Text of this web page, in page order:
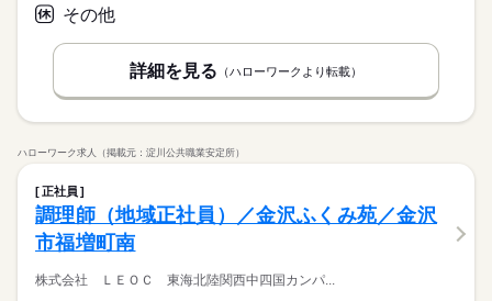
その他
詳細を見る （ハローワークより転載）
ハローワーク求人（掲載元：淀川公共職業安定所）
正社員
調理師（地域正社員）／金沢ふくみ苑／金沢
市福増町南
株式会社 ＬＥＯＣ 東海北陸関西中四国カンパ...